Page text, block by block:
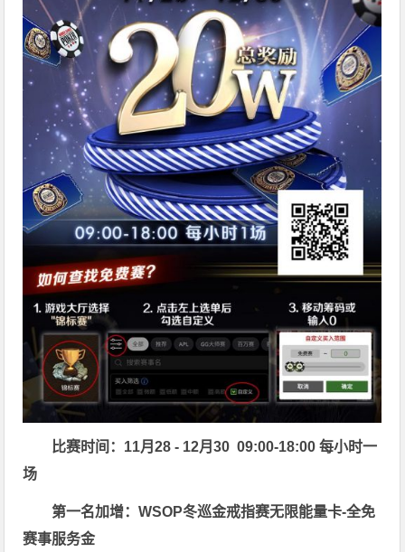
比赛时间：11月28 - 12月30 09:00-18:00 每小时一
场
第一名加增：WSOP冬巡金戒指赛无限能量卡-全免
赛事服务金